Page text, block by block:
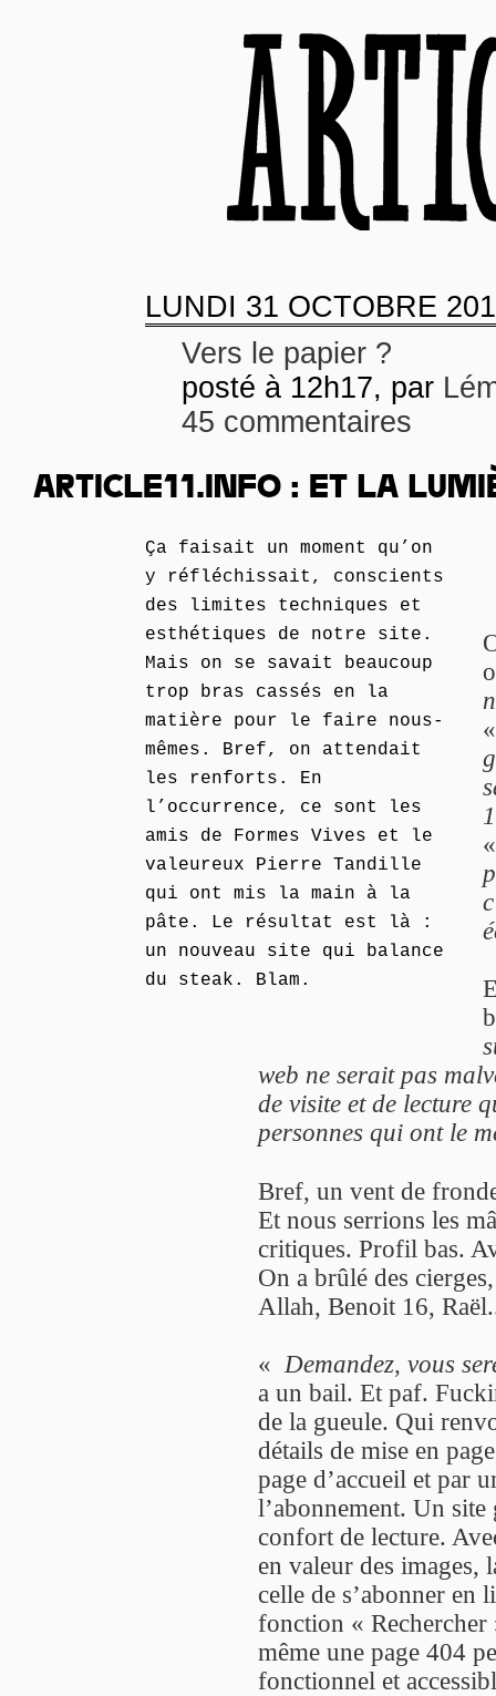
LUNDI 31 OCTOBRE
Vers le papier ?
posté à 12h17, par
45 commentaires
ARTICLE11.INFO : ET LA
Ça faisait un moment qu’on
y réfléchissait, conscients
des limites techniques et
esthétiques de notre site.
Mais on se savait beaucoup
trop bras cassés en la
matière pour le faire nous-
mêmes. Bref, on attendait
les renforts. En
l’occurrence, ce sont les
amis de Formes Vives et le
valeureux Pierre Tandille
qui ont mis la main à la
pâte. Le résultat est là :
un nouveau site qui balance
du steak. Blam.
web ne serait pas
de visite et de lecture
personnes qui ont le
Bref, un vent de
Et nous serrions les
critiques. Profil bas.
On a brûlé des
Allah, Benoit 16,
« Demandez, vous
a un bail. Et paf.
de la gueule. Qui
détails de mise en
page d’accueil et par
l’abonnement. Un
confort de lecture.
en valeur des images,
celle de s’abonner en
fonction « Rechercher
même une page 404
fonctionnel et